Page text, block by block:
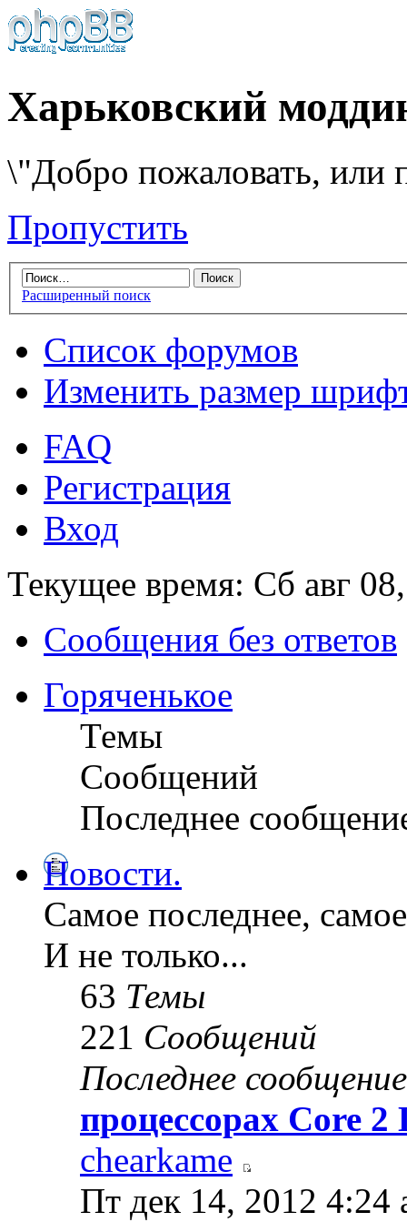
Харьковский
\"Добро пожаловать, или
Пропустить
Расширенный поиск
Список форумов
Изменить размер
FAQ
Регистрация
Вход
Текущее время: Сб авг
Сообщения без ответов
Горяченькое
Темы
Сообщений
Последнее
Новости.
Самое последнее,
И не только...
63 Темы
221 Сообщений
Последнее сообщение
процессорах Core
chearkame
Пт дек 14, 2012 4:24